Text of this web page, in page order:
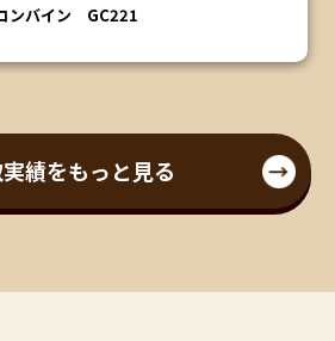
ンバイン GC221
績をもっと見る